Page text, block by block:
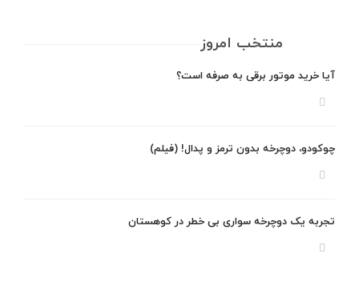
منتخب امروز
آیا خرید موتور برقی به صرفه است؟
چوکودو، دوچرخه بدون ترمز و پدال! (فیلم)
تجربه یک دوچرخه سواری بی خطر در کوهستان